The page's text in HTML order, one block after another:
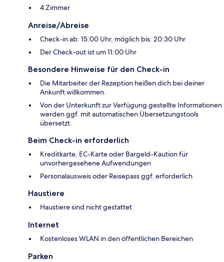
4 Zimmer
Anreise/Abreise
Check-in ab: 15:00 Uhr, möglich bis: 20:30 Uhr
Der Check-out ist um 11:00 Uhr
Besondere Hinweise für den Check-in
Die Mitarbeiter der Rezeption heißen dich bei deiner
Ankunft willkommen.
Von der Unterkunft zur Verfügung gestellte Informationen
werden ggf. mit automatischen Übersetzungstools
übersetzt.
Beim Check-in erforderlich
Kreditkarte, EC-Karte oder Bargeld-Kaution für
unvorhergesehene Aufwendungen
Personalausweis oder Reisepass ggf. erforderlich
Haustiere
Haustiere sind nicht gestattet
Internet
Kostenloses WLAN in den öffentlichen Bereichen
Parken